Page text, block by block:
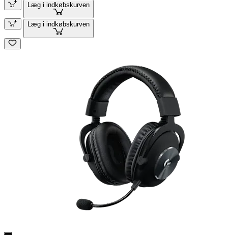
Læg i indkøbskurven
Læg i indkøbskurven